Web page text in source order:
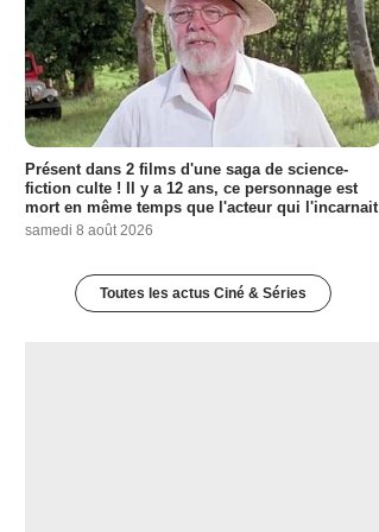
Présent dans 2 films d'une saga de science-
fiction culte ! Il y a 12 ans, ce personnage est
mort en même temps que l'acteur qui l'incarnait
samedi 8 août 2026
Toutes les actus Ciné & Séries